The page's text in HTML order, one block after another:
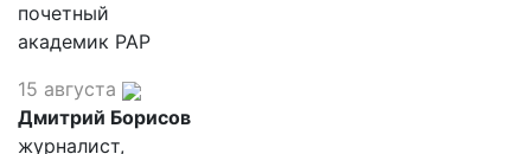
почетный
академик РАР
15 августа
Дмитрий Борисов
журналист,